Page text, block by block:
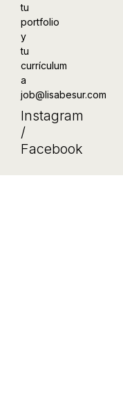
tu
portfolio
y
tu
currículum
a
job@lisabesur.com
Instagram
/
Facebook